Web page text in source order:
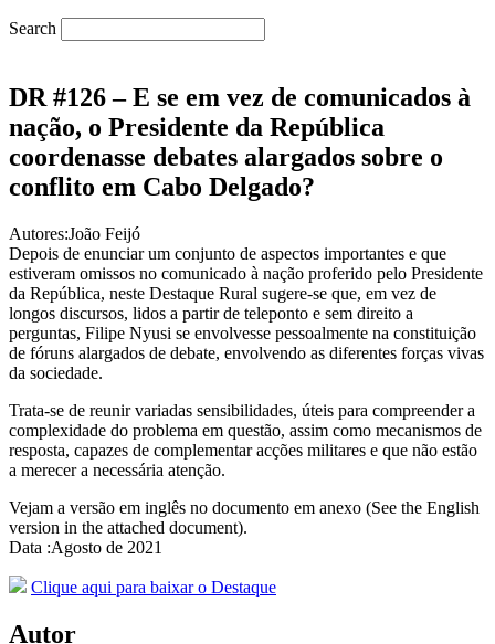
Search
DR #126 – E se em vez de comunicados à
nação, o Presidente da República
coordenasse debates alargados sobre o
conflito em Cabo Delgado?
Autores:João Feijó
Depois de enunciar um conjunto de aspectos importantes e que
estiveram omissos no comunicado à nação proferido pelo Presidente
da República, neste Destaque Rural sugere-se que, em vez de
longos discursos, lidos a partir de teleponto e sem direito a
perguntas, Filipe Nyusi se envolvesse pessoalmente na constituição
de fóruns alargados de debate, envolvendo as diferentes forças vivas
da sociedade.
Trata-se de reunir variadas sensibilidades, úteis para compreender a
complexidade do problema em questão, assim como mecanismos de
resposta, capazes de complementar acções militares e que não estão
a merecer a necessária atenção.
Vejam a versão em inglês no documento em anexo (See the English
version in the attached document).
Data :Agosto de 2021
Clique aqui para baixar o Destaque
Autor